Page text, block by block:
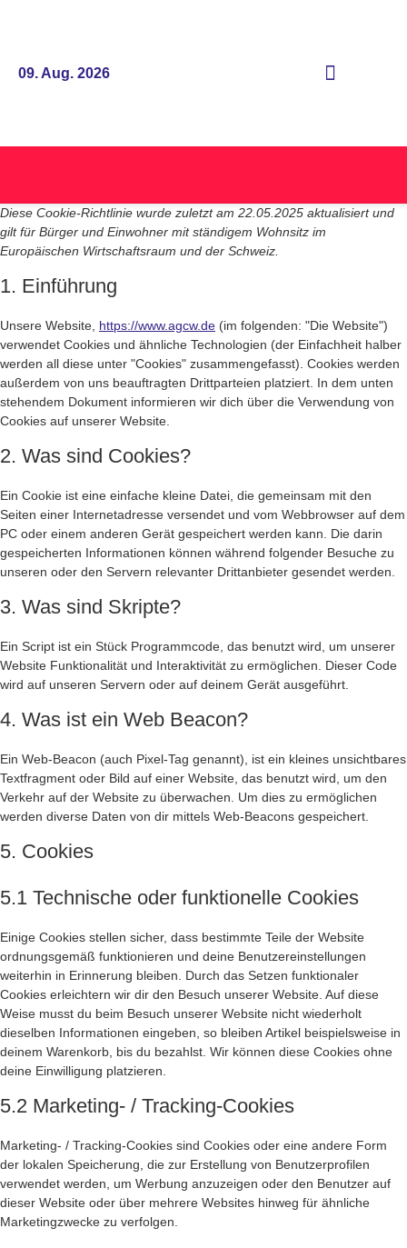
09. Aug. 2026
Diese Cookie-Richtlinie wurde zuletzt am 22.05.2025 aktualisiert und
gilt für Bürger und Einwohner mit ständigem Wohnsitz im
Europäischen Wirtschaftsraum und der Schweiz.
1. Einführung
Unsere Website, https://www.agcw.de (im folgenden: "Die Website")
verwendet Cookies und ähnliche Technologien (der Einfachheit halber
werden all diese unter "Cookies" zusammengefasst). Cookies werden
außerdem von uns beauftragten Drittparteien platziert. In dem unten
stehendem Dokument informieren wir dich über die Verwendung von
Cookies auf unserer Website.
2. Was sind Cookies?
Ein Cookie ist eine einfache kleine Datei, die gemeinsam mit den
Seiten einer Internetadresse versendet und vom Webbrowser auf dem
PC oder einem anderen Gerät gespeichert werden kann. Die darin
gespeicherten Informationen können während folgender Besuche zu
unseren oder den Servern relevanter Drittanbieter gesendet werden.
3. Was sind Skripte?
Ein Script ist ein Stück Programmcode, das benutzt wird, um unserer
Website Funktionalität und Interaktivität zu ermöglichen. Dieser Code
wird auf unseren Servern oder auf deinem Gerät ausgeführt.
4. Was ist ein Web Beacon?
Ein Web-Beacon (auch Pixel-Tag genannt), ist ein kleines unsichtbares
Textfragment oder Bild auf einer Website, das benutzt wird, um den
Verkehr auf der Website zu überwachen. Um dies zu ermöglichen
werden diverse Daten von dir mittels Web-Beacons gespeichert.
5. Cookies
5.1 Technische oder funktionelle Cookies
Einige Cookies stellen sicher, dass bestimmte Teile der Website
ordnungsgemäß funktionieren und deine Benutzereinstellungen
weiterhin in Erinnerung bleiben. Durch das Setzen funktionaler
Cookies erleichtern wir dir den Besuch unserer Website. Auf diese
Weise musst du beim Besuch unserer Website nicht wiederholt
dieselben Informationen eingeben, so bleiben Artikel beispielsweise in
deinem Warenkorb, bis du bezahlst. Wir können diese Cookies ohne
deine Einwilligung platzieren.
5.2 Marketing- / Tracking-Cookies
Marketing- / Tracking-Cookies sind Cookies oder eine andere Form
der lokalen Speicherung, die zur Erstellung von Benutzerprofilen
verwendet werden, um Werbung anzuzeigen oder den Benutzer auf
dieser Website oder über mehrere Websites hinweg für ähnliche
Marketingzwecke zu verfolgen.